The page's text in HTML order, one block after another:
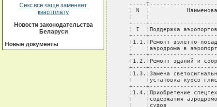
Секс все чаще заменяет
квартплату
Новости законодательства
Беларуси
Новые документы
-----
¦ N  ¦
¦    ¦
+----
¦ I  ¦Поддержка
+----
¦1.1.¦Ремонт взлетно-
¦    ¦аэродрома в
+----
¦1.2.¦Ремонт зданий и
+----
¦1.3.¦Замена
¦    ¦установка курсо-
+----
¦1.4.¦Приобретение
¦    ¦содержания
¦    ¦судов